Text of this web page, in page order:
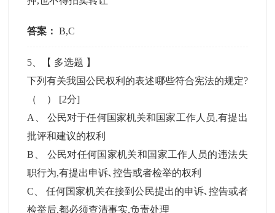
答案： B,C
5 、【 多选题 】
下列有关我国公民权利的表述哪些符合宪法的规定?
（ ） [2分]
A
公民对于任何国家机关和国家工作人员,有提出
批评和建议的权利
B
公民对任何国家机关和国家工作人员的违法失
职行为,有提出申诉､控告或者检举的权利
C 、任何国家机关在接到公民提出的申诉､控告或者
检举后,都必须查清事实,负责处理